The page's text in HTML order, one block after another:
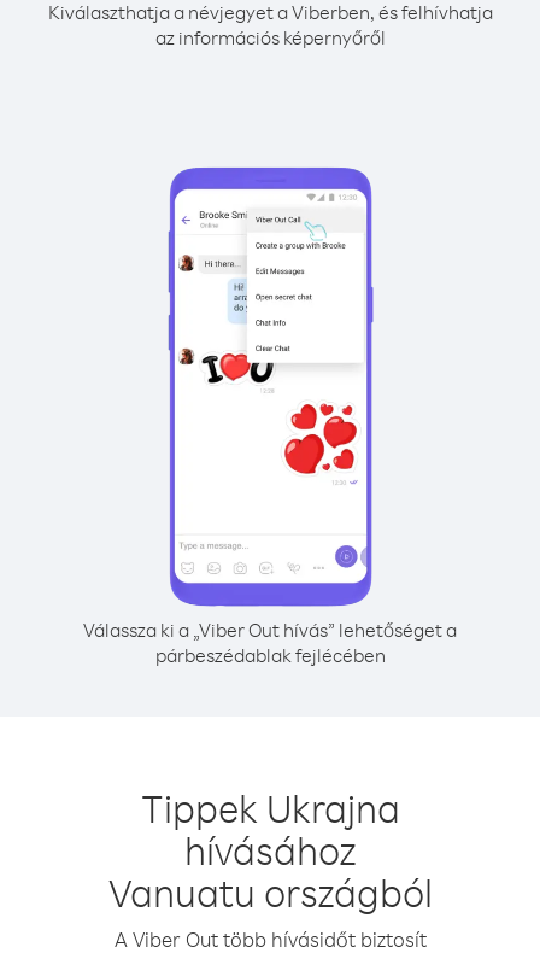
Kiválaszthatja a névjegyet a Viberben, és felhívhatja
az információs képernyőről
Válassza ki a „Viber Out hívás” lehetőséget a
párbeszédablak fejlécében
Tippek Ukrajna
hívásához
Vanuatu országból
A Viber Out több hívásidőt biztosít